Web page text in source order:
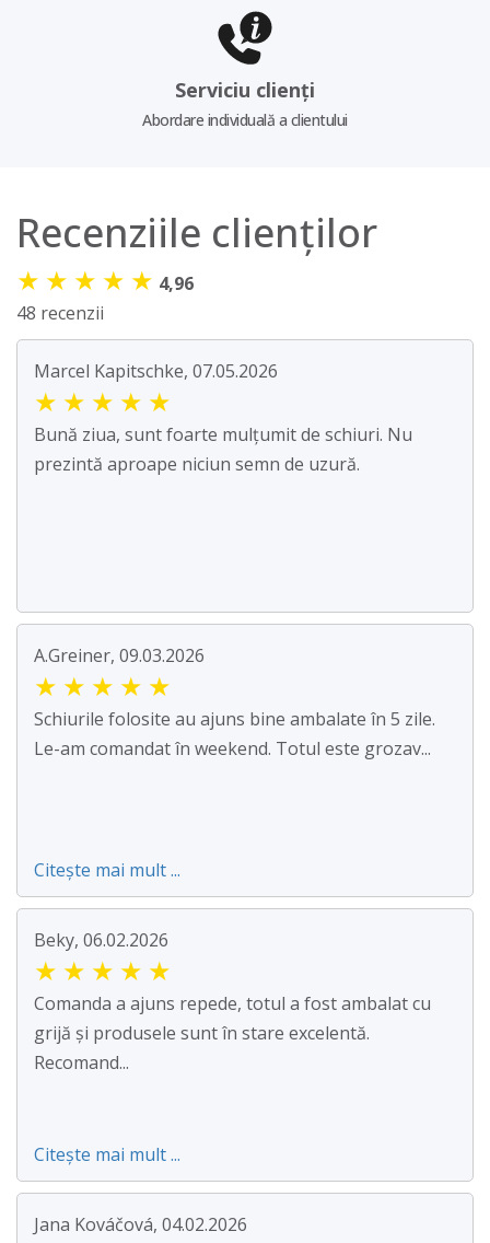
Serviciu clienți
Abordare individuală a clientului
Recenziile clienților
★ ★ ★ ★ ★ 4,96
48 recenzii
Marcel Kapitschke, 07.05.2026
★ ★ ★ ★ ★
Bună ziua, sunt foarte mulțumit de schiuri. Nu
prezintă aproape niciun semn de uzură.
A.Greiner, 09.03.2026
★ ★ ★ ★ ★
Schiurile folosite au ajuns bine ambalate în 5 zile.
Le-am comandat în weekend. Totul este grozav...
Citește mai mult ...
Beky, 06.02.2026
★ ★ ★ ★ ★
Comanda a ajuns repede, totul a fost ambalat cu
grijă și produsele sunt în stare excelentă.
Recomand...
Citește mai mult ...
Jana Kováčová, 04.02.2026